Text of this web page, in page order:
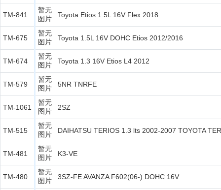
TM-841
暂无
图片
Toyota Etios 1.5L 16V Flex 2018
TM-675
暂无
图片
Toyota 1.5L 16V DOHC Etios 2012/2016
TM-674
暂无
图片
Toyota 1.3 16V Etios L4 2012
TM-579
暂无
图片
5NR TNRFE
TM-1061
暂无
图片
2SZ
TM-515
暂无
图片
DAIHATSU TERIOS 1.3 lts 2002-2007 TOYOTA
TM-481
暂无
图片
K3-VE
TM-480
暂无
图片
3SZ-FE AVANZA F602(06-) DOHC 16V